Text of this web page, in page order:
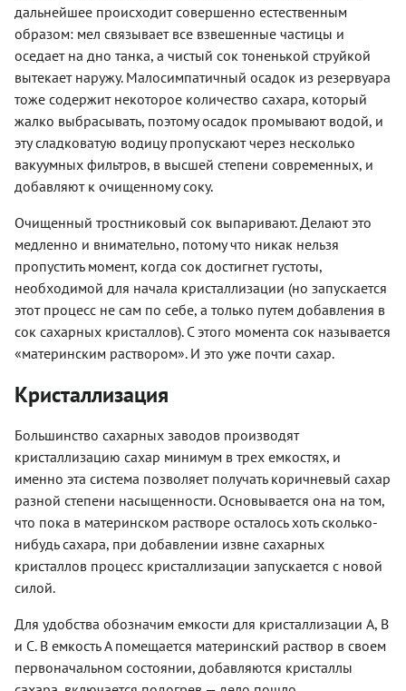
дальнейшее происходит совершенно естественным
образом: мел связывает все взвешенные частицы и
оседает на дно танка, а чистый сок тоненькой струйкой
вытекает наружу. Малосимпатичный осадок из резервуара
тоже содержит некоторое количество сахара, который
жалко выбрасывать, поэтому осадок промывают водой, и
эту сладковатую водицу пропускают через несколько
вакуумных фильтров, в высшей степени современных, и
добавляют к очищенному соку.
Очищенный тростниковый сок выпаривают. Делают это
медленно и внимательно, потому что никак нельзя
пропустить момент, когда сок достигнет густоты,
необходимой для начала кристаллизации (но запускается
этот процесс не сам по себе, а только путем добавления в
сок сахарных кристаллов). С этого момента сок называется
«материнским раствором». И это уже почти сахар.
Кристаллизация
Большинство сахарных заводов производят
кристаллизацию сахар минимум в трех емкостях, и
именно эта система позволяет получать коричневый сахар
разной степени насыщенности. Основывается она на том,
что пока в материнском растворе осталось хоть сколько-
нибудь сахара, при добавлении извне сахарных
кристаллов процесс кристаллизации запускается с новой
силой.
Для удобства обозначим емкости для кристаллизации A, B
и C. В емкость A помещается материнский раствор в своем
первоначальном состоянии, добавляются кристаллы